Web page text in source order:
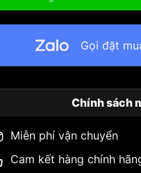
Gọi đặt
Chính sách
Miễn phí vận chuyển
Cam kết hàng chính